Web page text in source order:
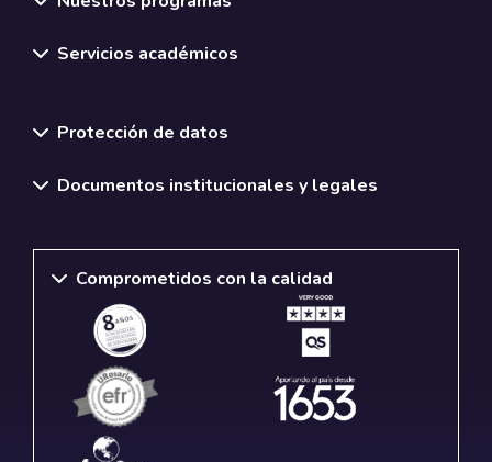
Servicios académicos
Protección de datos
Documentos institucionales y legales
Comprometidos con la calidad